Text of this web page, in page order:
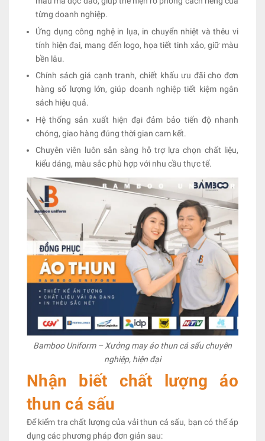
từng doanh nghiệp.
Ứng dụng công nghệ in lụa, in chuyển nhiệt và thêu vi
tính hiện đại, mang đến logo, họa tiết tinh xảo, giữ màu
bền lâu.
Chính sách giá cạnh tranh, chiết khấu ưu đãi cho đơn
hàng số lượng lớn, giúp doanh nghiệp tiết kiệm ngân
sách hiệu quả.
Hệ thống sản xuất hiện đại đảm bảo tiến độ nhanh
chóng, giao hàng đúng thời gian cam kết.
Chuyên viên luôn sẵn sàng hỗ trợ lựa chọn chất liệu,
kiểu dáng, màu sắc phù hợp với nhu cầu thực tế.
Bamboo Uniform – Xưởng may áo thun cá sấu chuyên
nghiệp, hiện đại
Nhận biết chất lượng áo
thun cá sấu
Để kiểm tra chất lượng của vải thun cá sấu, bạn có thể áp
dụng các phương pháp đơn giản sau: